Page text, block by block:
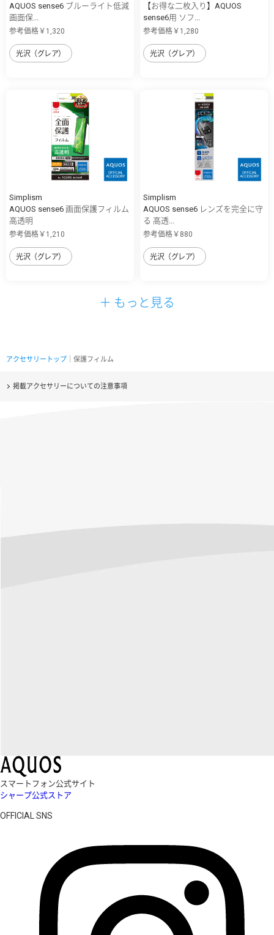
AQUOS sense6 ブルーライト低減
画面保...
参考価格￥1,320
光沢（グレア）
【お得な二枚入り】AQUOS
sense6用 ソフ...
参考価格￥1,280
光沢（グレア）
Simplism
AQUOS sense6 画面保護フィルム
高透明
参考価格￥1,210
光沢（グレア）
Simplism
AQUOS sense6 レンズを完全に守
る 高透...
参考価格￥880
光沢（グレア）
＋ もっと見る
アクセサリートップ ｜保護フィルム
掲載アクセサリーについての注意事項
スマートフォン公式サイト
シャープ公式ストア
OFFICIAL SNS